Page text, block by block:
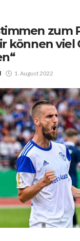
zum
können viel
1. August 2022